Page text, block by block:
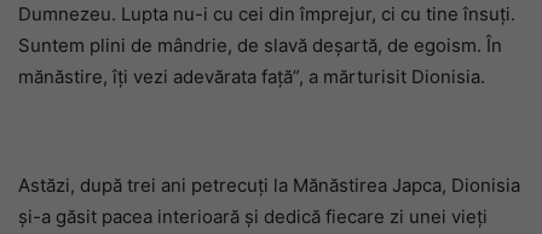
Dumnezeu. Lupta nu-i cu cei din împrejur, ci cu tine însuți.
Suntem plini de mândrie, de slavă deșartă, de egoism. În
mănăstire, îți vezi adevărata față”, a mărturisit Dionisia.
Astăzi, după trei ani petrecuți la Mănăstirea Japca, Dionisia
și-a găsit pacea interioară și dedică fiecare zi unei vieți